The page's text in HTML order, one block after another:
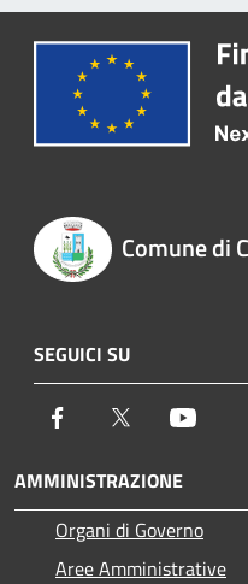
Comune di
SEGUICI SU
Facebook Twitter
AMMINISTRAZIONE
Organi di Governo
Aree Amministrative